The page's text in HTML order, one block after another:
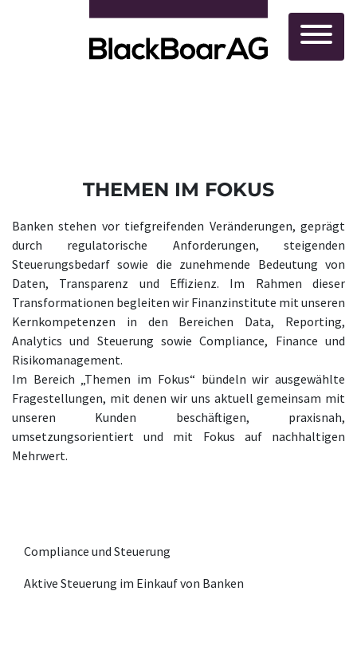
THEMEN IM FOKUS
Banken stehen vor tiefgreifenden Veränderungen, geprägt
durch regulatorische Anforderungen, steigenden
Steuerungsbedarf sowie die zunehmende Bedeutung von
Daten, Transparenz und Effizienz. Im Rahmen dieser
Transformationen begleiten wir Finanzinstitute mit unseren
Kernkompetenzen in den Bereichen Data, Reporting,
Analytics und Steuerung sowie Compliance, Finance und
Risikomanagement.
Im Bereich „Themen im Fokus“ bündeln wir ausgewählte
Fragestellungen, mit denen wir uns aktuell gemeinsam mit
unseren Kunden beschäftigen, praxisnah,
umsetzungsorientiert und mit Fokus auf nachhaltigen
Mehrwert.
Compliance und Steuerung
Aktive Steuerung im Einkauf von Banken